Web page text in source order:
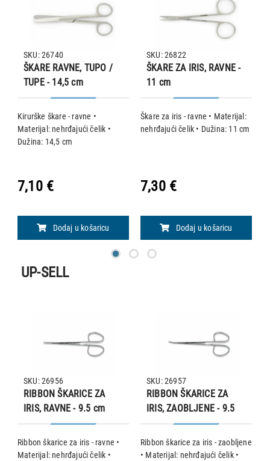
ŠKARE RAVNE, TUPO /
TUPE - 14,5 cm
Kirurške škare - ravne •
Materijal: nehrđajući čelik •
Dužina: 14,5 cm
SKU: 26740
7,10 €
Dodaj u košaricu
ŠKARE ZA IRIS, RAVNE -
11 cm
Škare za iris - ravne • Materijal:
nehrđajući čelik • Dužina: 11 cm
SKU: 26822
7,30 €
Dodaj u košaricu
UP-SELL
RIBBON ŠKARICE ZA
IRIS, RAVNE - 9.5 cm
Ribbon škarice za iris - ravne •
Materijal: nehrđajući čelik •
SKU: 26956
RIBBON ŠKARICE ZA
IRIS, ZAOBLJENE - 9.5
cm
Ribbon škarice za iris - zaobljene
• Materijal: nehrđajući čelik •
SKU: 26957